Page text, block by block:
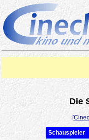
Die
Schauspieler